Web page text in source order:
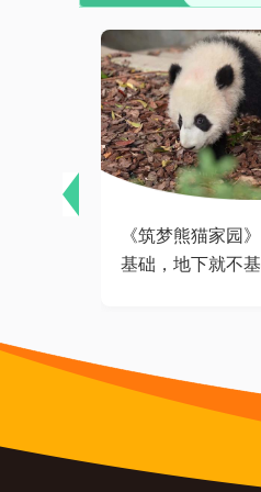
《筑梦熊猫家园
基础，地下就不